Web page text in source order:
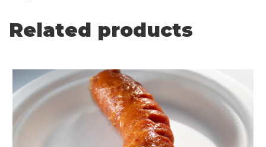
Related products